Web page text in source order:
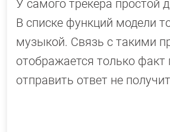
У самого трекера простой
В списке функций модели
музыкой. Связь с такими
отображается только
отправить ответ не